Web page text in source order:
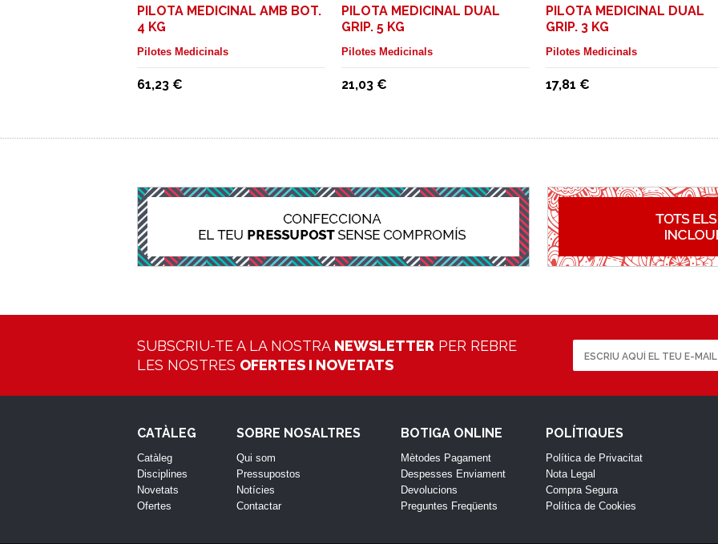
PILOTA MEDICINAL AMB BOT.
4 KG
Pilotes Medicinals
61,23 €
PILOTA MEDICINAL DUAL
GRIP. 5 KG
Pilotes Medicinals
21,03 €
PILOTA MEDICINAL DUAL
GRIP. 3 KG
Pilotes Medicinals
17,81 €
SUBSCRIU-TE A LA NOSTRA NEWSLETTER PER REBRE
LES NOSTRES OFERTES I NOVETATS
CATÀLEG
Catàleg
Disciplines
Novetats
Ofertes
SOBRE NOSALTRES
Qui som
Pressupostos
Notícies
Contactar
BOTIGA ONLINE
Mètodes Pagament
Despesses Enviament
Devolucions
Preguntes Freqüents
POLÍTIQUES
Política de Privacitat
Nota Legal
Compra Segura
Política de Cookies